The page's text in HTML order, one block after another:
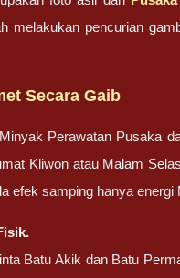
melakukan pencurian
Secara Gaib
Perawatan Pusaka
Kliwon atau Malam
efek samping hanya
Batu Akik dan Batu